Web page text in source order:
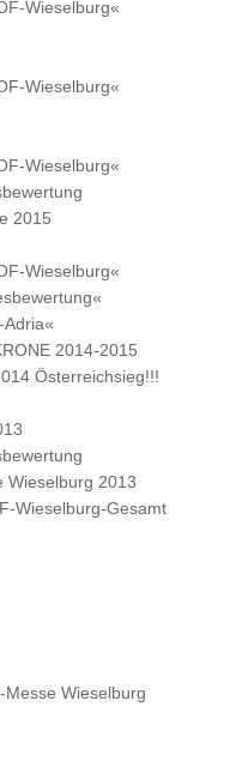
Wieselburg«
Wieselburg«
Wieselburg«
2015
Wieselburg«
2014-2015
Österreichsieg!!!
Wieselburg 2013
Wieselburg-Gesamt
Wieselburg